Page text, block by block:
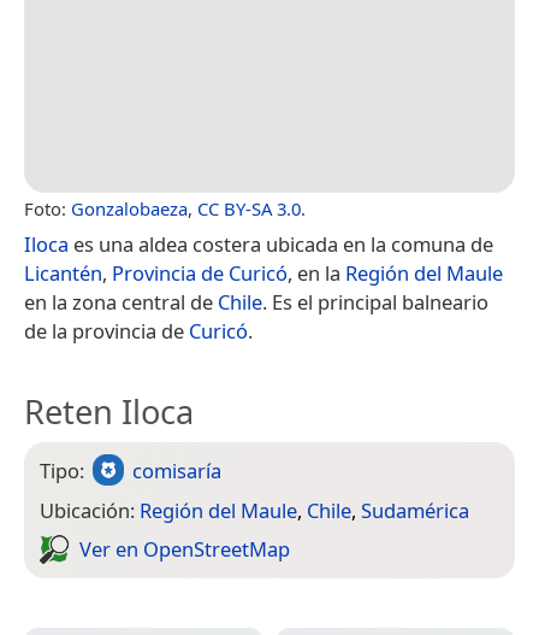
Foto: Gonzalobaeza, CC BY-SA 3.0.
Iloca es una aldea costera ubicada en la comuna de
Licantén, Provincia de Curicó, en la Región del Maule
en la zona central de Chile. Es el principal balneario
de la provincia de Curicó.
Reten Iloca
Tipo:
comisaría
Ubicación: Región del Maule, Chile, Sudamérica
Ver en Open­Street­Map